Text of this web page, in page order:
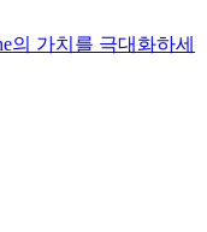
의 가치를 극대화하세